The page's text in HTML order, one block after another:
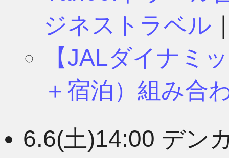
ジネストラベル
【JALダイナミ
＋宿泊）組み合
6.6(土)14:00 デン